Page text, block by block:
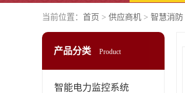
当前位置： 首页 > 供应商机 > 智慧消防
产品分类 Product
智能电力监控系统